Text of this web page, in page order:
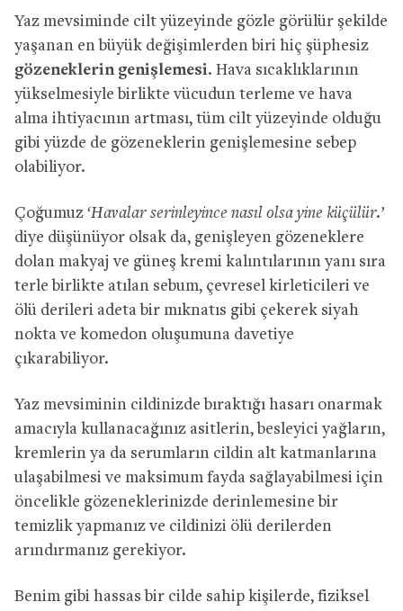
Yaz mevsiminde cilt yüzeyinde gözle görülür şekilde
yaşanan en büyük değişimlerden biri hiç şüphesiz
gözeneklerin genişlemesi. Hava sıcaklıklarının
yükselmesiyle birlikte vücudun terleme ve hava
alma ihtiyacının artması, tüm cilt yüzeyinde olduğu
gibi yüzde de gözeneklerin genişlemesine sebep
olabiliyor.
Çoğumuz ‘Havalar serinleyince nasıl olsa yine küçülür.’
diye düşünüyor olsak da, genişleyen gözeneklere
dolan makyaj ve güneş kremi kalıntılarının yanı sıra
terle birlikte atılan sebum, çevresel kirleticileri ve
ölü derileri adeta bir mıknatıs gibi çekerek siyah
nokta ve komedon oluşumuna davetiye
çıkarabiliyor.
Yaz mevsiminin cildinizde bıraktığı hasarı onarmak
amacıyla kullanacağınız asitlerin, besleyici yağların,
kremlerin ya da serumların cildin alt katmanlarına
ulaşabilmesi ve maksimum fayda sağlayabilmesi için
öncelikle gözeneklerinizde derinlemesine bir
temizlik yapmanız ve cildinizi ölü derilerden
arındırmanız gerekiyor.
Benim gibi hassas bir cilde sahip kişilerde, fiziksel